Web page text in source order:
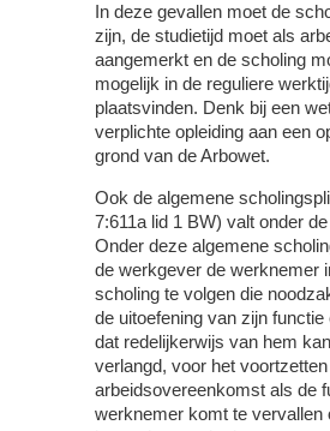
In deze gevallen moet de
zijn, de studietijd moet als
aangemerkt en de scholing
mogelijk in de reguliere
plaatsvinden. Denk bij een
verplichte opleiding aan een
grond van de Arbowet.
Ook de algemene
7:611a lid 1 BW) valt onder
Onder deze algemene
de werkgever de werknemer
scholing te volgen die
de uitoefening van zijn
dat redelijkerwijs van hem
verlangd, voor het
arbeidsovereenkomst als de
werknemer komt te vervallen